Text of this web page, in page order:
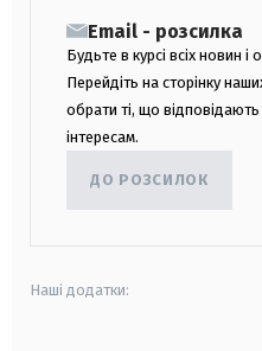
Email - розсилка
Будьте в курсі всіх новин і
Перейдіть на сторінку
обрати ті, що
інтересам.
ДО РОЗСИЛОК
Наші додатки: